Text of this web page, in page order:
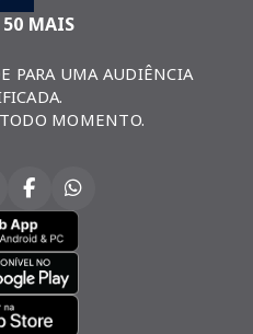
MAIS
PARA UMA AUDIÊNCIA
MOMENTO.